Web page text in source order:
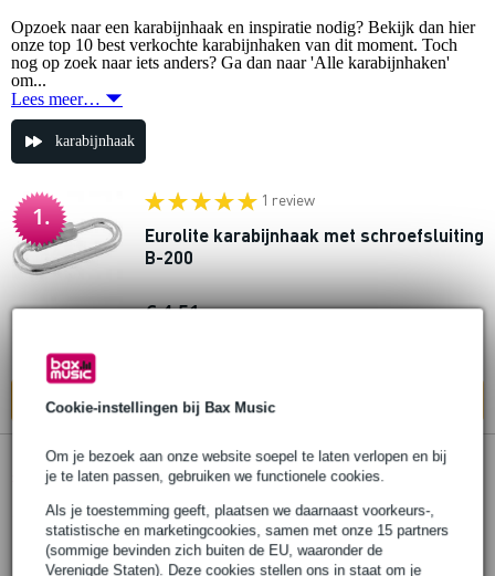
Cookie-instellingen bij Bax Music
Om je bezoek aan onze website soepel te laten verlopen en bij
je te laten passen, gebruiken we functionele cookies.
Als je toestemming geeft, plaatsen we daarnaast voorkeurs-,
statistische en marketingcookies, samen met onze 15 partners
(sommige bevinden zich buiten de EU, waaronder de
Verenigde Staten). Deze cookies stellen ons in staat om je
Opzoek naar een karabijnhaak en inspiratie nodig? Bekijk dan hier
onze top 10 best verkochte karabijnhaken van dit moment. Toch
nog op zoek naar iets anders? Ga dan naar 'Alle karabijnhaken'
om...
Lees meer…
karabijnhaak
1.
1 review
Eurolite karabijnhaak met schroefsluiting
B-200
€ 4,51
In mijn winkelwagen
2.
1 review
A-50 zwart